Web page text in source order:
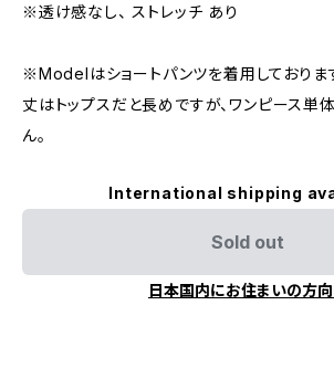
※透け感なし、 ストレッチ あり
※Modelはショートパンツを着用しておりま
丈はトップスだと長めですが、ワンピース単
ん。
International shipping
Sold out
日本国内にお住まいの方